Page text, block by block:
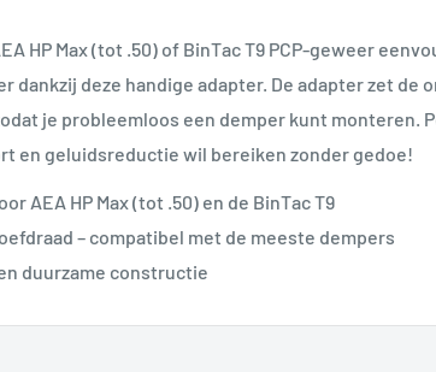
HP Max (tot .50) of BinTac T9 PCP-geweer
dankzij deze handige adapter. De adapter zet de
je probleemloos een demper kunt monteren.
en geluidsreductie wil bereiken zonder gedoe!
AEA HP Max (tot .50) en de BinTac T9
– compatibel met de meeste dempers
duurzame constructie